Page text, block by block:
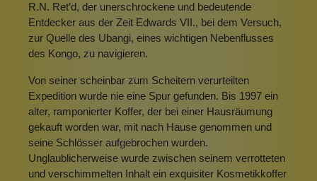
R.N. Ret’d, der unerschrockene und bedeutende
Entdecker aus der Zeit Edwards VII., bei dem Versuch,
zur Quelle des Ubangi, eines wichtigen Nebenflusses
des Kongo, zu navigieren.
Von seiner scheinbar zum Scheitern verurteilten
Expedition wurde nie eine Spur gefunden. Bis 1997 ein
alter, ramponierter Koffer, der bei einer Hausräumung
gekauft worden war, mit nach Hause genommen und
seine Schlösser aufgebrochen wurden.
Unglaublicherweise wurde zwischen seinem verrotteten
und verschimmelten Inhalt ein exquisiter Kosmetikkoffer